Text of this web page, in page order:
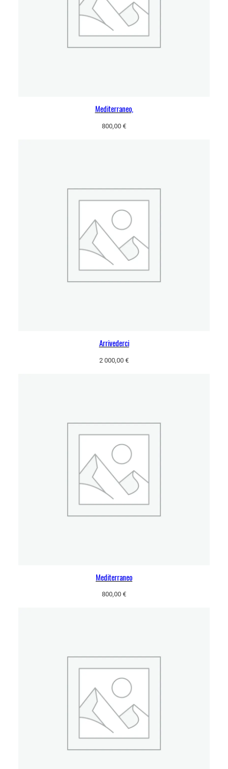
Mediterraneo,
800,00 €
Arrivederci
2 000,00 €
Mediterraneo
800,00 €